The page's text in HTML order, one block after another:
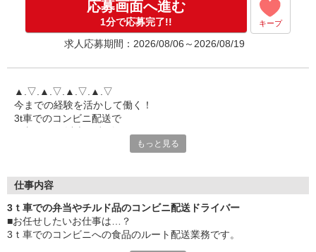
応募画面へ進む
1分で応募完了!! キープ
求人応募期間：2026/08/06～2026/08/19
▲.▽.▲.▽.▲.▽.▲.▽
今までの経験を活かして働く！
3t車でのコンビニ配送で
――――――――――――――
■業務内容：コンビニへの弁当・チルド品の配送業務
■エリア：未定
■件数：1日2回戦（1回戦6〜8件程）
もっと見る
仕事内容
3ｔ車での弁当やチルド品のコンビニ配送ドライバー
■お任せしたいお仕事は…？
3ｔ車でのコンビニへの食品のルート配送業務です。